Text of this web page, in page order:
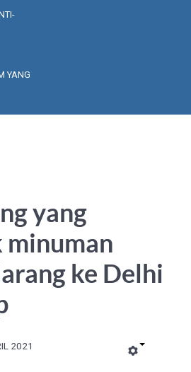
YANG
yang
minuman
ke Delhi
2021